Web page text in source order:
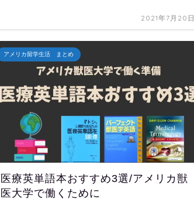
2021年7月20日
アメリカ留学生活 まとめ
医療英単語本おすすめ3選/アメリカ獣
医大学で働くために